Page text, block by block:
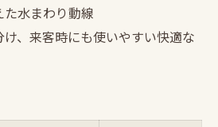
水まわり動線
、来客時にも使いやすい快適な